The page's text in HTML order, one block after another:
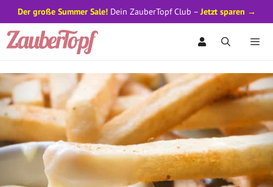
Zum
Inhalt
Der große Summer Sale!Dein ZauberTopf Club –Jetzt sparen →